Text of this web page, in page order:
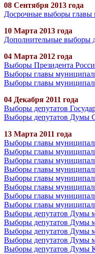
08 Сентября 2013 года
Досрочные выборы главы
10 Марта 2013 года
Дополнительные выборы
04 Марта 2012 года
Выборы Президента
Выборы главы
Выборы главы
04 Декабря 2011 года
Выборы депутатов
Выборы депутатов Думы
13 Марта 2011 года
Выборы главы
Выборы главы
Выборы главы
Выборы главы
Выборы главы
Выборы главы
Выборы главы
Выборы главы
Выборы депутатов Думы
Выборы депутатов Думы
Выборы депутатов Думы
Выборы депутатов Думы
Выборы депутатов Думы